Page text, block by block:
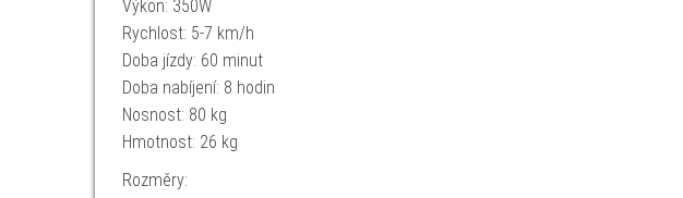
Výkon: 350W
Rychlost: 5-7 km/h
Doba jízdy: 60 minut
Doba nabíjení: 8 hodin
Nosnost: 80 kg
Hmotnost: 26 kg
Rozměry: